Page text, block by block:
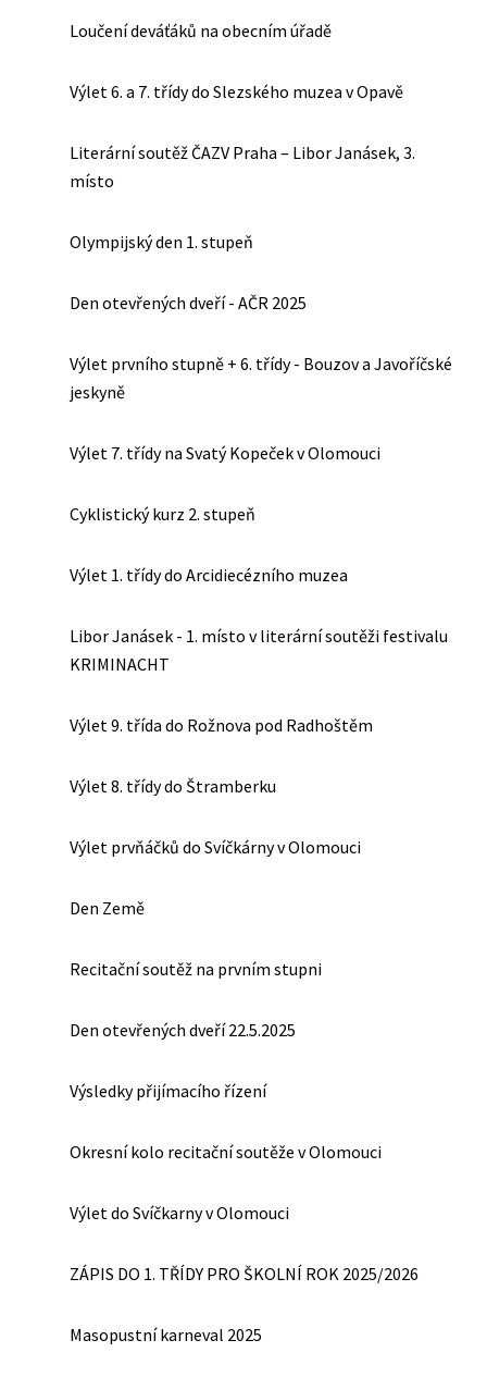
Loučení deváťáků na obecním úřadě
Výlet 6. a 7. třídy do Slezského muzea v Opavě
Literární soutěž ČAZV Praha – Libor Janásek, 3.
místo
Olympijský den 1. stupeň
Den otevřených dveří - AČR 2025
Výlet prvního stupně + 6. třídy - Bouzov a Javoříčské
jeskyně
Výlet 7. třídy na Svatý Kopeček v Olomouci
Cyklistický kurz 2. stupeň
Výlet 1. třídy do Arcidiecézního muzea
Libor Janásek - 1. místo v literární soutěži festivalu
KRIMINACHT
Výlet 9. třída do Rožnova pod Radhoštěm
Výlet 8. třídy do Štramberku
Výlet prvňáčků do Svíčkárny v Olomouci
Den Země
Recitační soutěž na prvním stupni
Den otevřených dveří 22.5.2025
Výsledky přijímacího řízení
Okresní kolo recitační soutěže v Olomouci
Výlet do Svíčkarny v Olomouci
ZÁPIS DO 1. TŘÍDY PRO ŠKOLNÍ ROK 2025/2026
Masopustní karneval 2025